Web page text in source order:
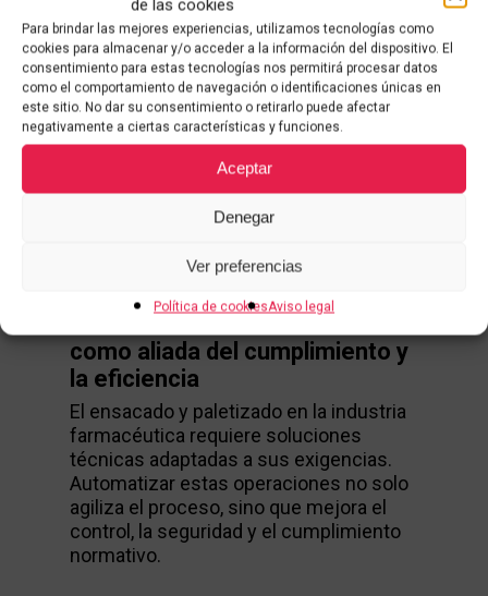
de las cookies
Para brindar las mejores experiencias, utilizamos tecnologías como
cookies para almacenar y/o acceder a la información del dispositivo. El
consentimiento para estas tecnologías nos permitirá procesar datos
como el comportamiento de navegación o identificaciones únicas en
este sitio. No dar su consentimiento o retirarlo puede afectar
negativamente a ciertas características y funciones.
Aceptar
Denegar
Ver preferencias
Política de cookiesAviso legal
adaptarse a procesos cada vez más
digitalizados.
Integrar soluciones de final de línea
como las de Brolla permiteminimizar
riesgos, reducir errores humanos y
asegurar la conformidad
a la eficiencia operativa ni a la
Conclusión: la automatización
como aliada del cumplimiento y
la eficiencia
El ensacado y paletizado en la industria
farmacéutica requiere soluciones
técnicas adaptadas a sus exigencias.
Automatizar estas operaciones no solo
agiliza el proceso, sino que mejora el
control, la seguridad y el cumplimiento
normativo.